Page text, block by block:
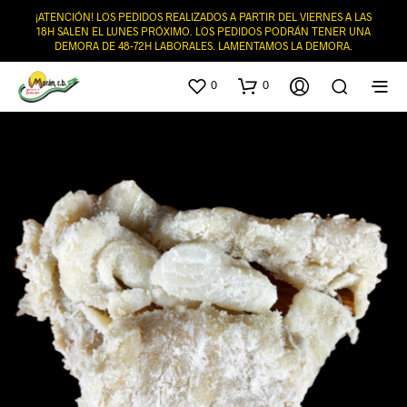
¡ATENCIÓN! LOS PEDIDOS REALIZADOS A PARTIR DEL VIERNES A LAS
18H SALEN EL LUNES PRÓXIMO. LOS PEDIDOS PODRÁN TENER UNA
DEMORA DE 48-72H LABORALES. LAMENTAMOS LA DEMORA.
0 0